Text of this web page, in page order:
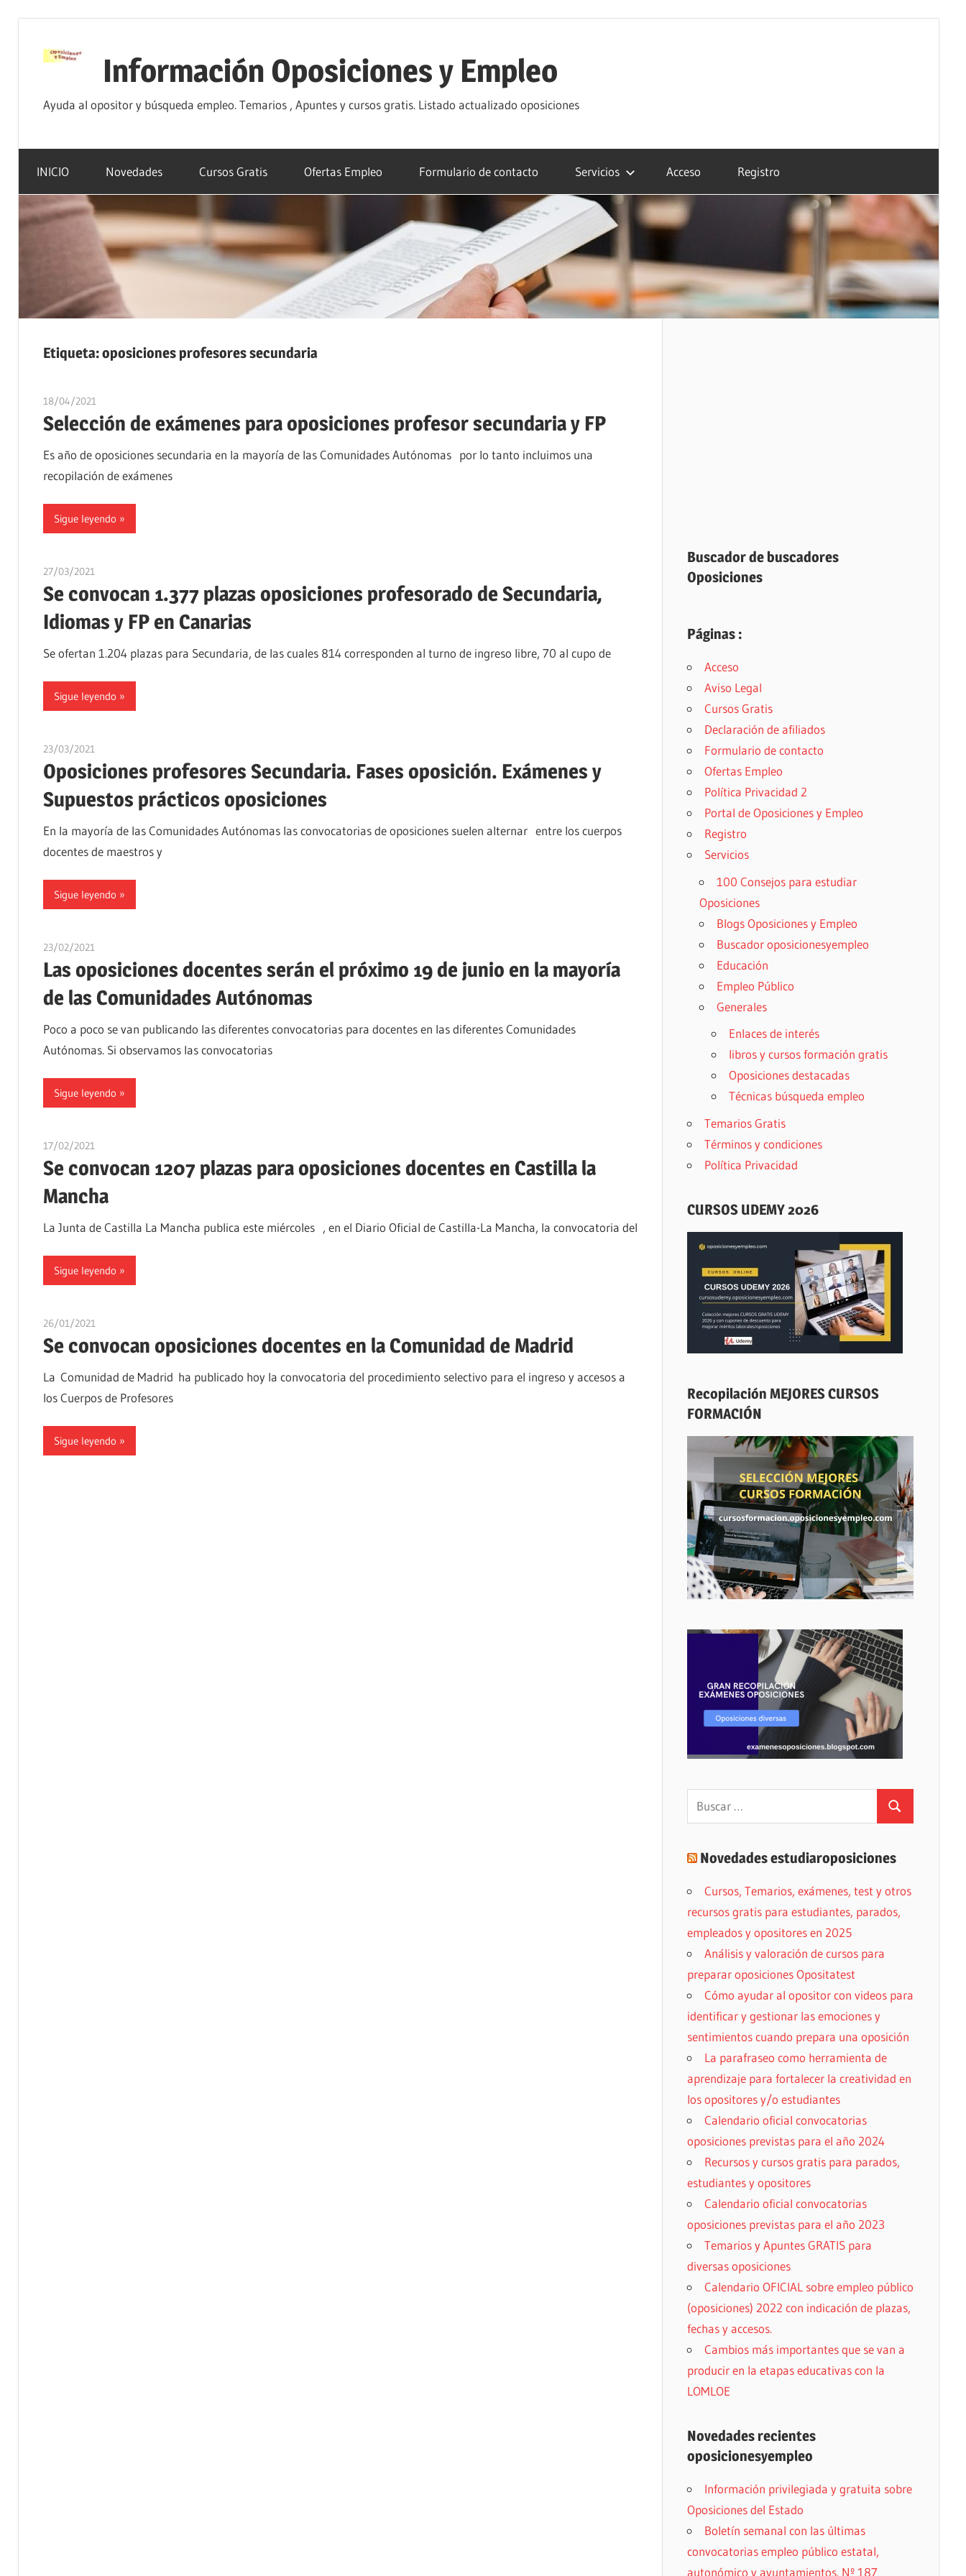
Información Oposiciones y Empleo
Ayuda al opositor y búsqueda empleo. Temarios , Apuntes y cursos gratis. Listado actualizado oposiciones
INICIO Novedades Cursos Gratis Ofertas Empleo Formulario de contacto Servicios Acceso Registro
Etiqueta:oposiciones profesores secundaria
18/04/2021oposicionesyempleo
Selección de exámenes para oposiciones profesor secundaria y FP
Es año de oposiciones secundaria en la mayoría de las Comunidades Autónomas por lo tanto incluimos una
recopilación de exámenes
Sigue leyendo
27/03/2021oposicionesyempleo
Se convocan 1.377 plazas oposiciones profesorado de Secundaria,
Idiomas y FP en Canarias
Se ofertan 1.204 plazas para Secundaria, de las cuales 814 corresponden al turno de ingreso libre, 70 al cupo de
Sigue leyendo
23/03/2021oposicionesyempleo
Oposiciones profesores Secundaria. Fases oposición. Exámenes y
Supuestos prácticos oposiciones
En la mayoría de las Comunidades Autónomas las convocatorias de oposiciones suelen alternar entre los cuerpos
docentes de maestros y
Sigue leyendo
23/02/2021oposicionesyempleo
Las oposiciones docentes serán el próximo 19 de junio en la mayoría
de las Comunidades Autónomas
Poco a poco se van publicando las diferentes convocatorias para docentes en las diferentes Comunidades
Autónomas. Si observamos las convocatorias
Sigue leyendo
17/02/2021oposicionesyempleo
Se convocan 1207 plazas para oposiciones docentes en Castilla la
Mancha
La Junta de Castilla La Mancha publica este miércoles , en el Diario Oficial de Castilla-La Mancha, la convocatoria del
Sigue leyendo
26/01/2021oposicionesyempleo
Se convocan oposiciones docentes en la Comunidad de Madrid
La Comunidad de Madrid ha publicado hoy la convocatoria del procedimiento selectivo para el ingreso y accesos a
los Cuerpos de Profesores
Sigue leyendo
Buscador de buscadores
Oposiciones
Páginas :
Acceso
Aviso Legal
Cursos Gratis
Declaración de afiliados
Formulario de contacto
Ofertas Empleo
Política Privacidad 2
Portal de Oposiciones y Empleo
Registro
Servicios
100 Consejos para estudiar
Oposiciones
Blogs Oposiciones y Empleo
Buscador oposicionesyempleo
Educación
Empleo Público
Generales
Enlaces de interés
libros y cursos formación gratis
Oposiciones destacadas
Técnicas búsqueda empleo
Temarios Gratis
Términos y condiciones
Política Privacidad
CURSOS UDEMY 2026
Recopilación MEJORES CURSOS
FORMACIÓN
Buscar:
Buscar
Novedades estudiaroposiciones
Cursos, Temarios, exámenes, test y otros
recursos gratis para estudiantes, parados,
empleados y opositores en 2025
Análisis y valoración de cursos para
preparar oposiciones Opositatest
Cómo ayudar al opositor con videos para
identificar y gestionar las emociones y
sentimientos cuando prepara una oposición
La parafraseo como herramienta de
aprendizaje para fortalecer la creatividad en
los opositores y/o estudiantes
Calendario oficial convocatorias
oposiciones previstas para el año 2024
Recursos y cursos gratis para parados,
estudiantes y opositores
Calendario oficial convocatorias
oposiciones previstas para el año 2023
Temarios y Apuntes GRATIS para
diversas oposiciones
Calendario OFICIAL sobre empleo público
(oposiciones) 2022 con indicación de plazas,
fechas y accesos.
Cambios más importantes que se van a
producir en la etapas educativas con la
LOMLOE
Novedades recientes
oposicionesyempleo
Información privilegiada y gratuita sobre
Oposiciones del Estado
Boletín semanal con las últimas
convocatorias empleo público estatal,
autonómico y ayuntamientos. Nº 187